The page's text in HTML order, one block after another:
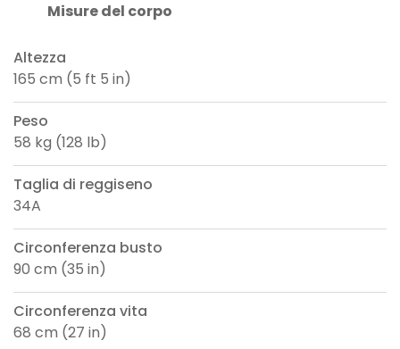
Misure del corpo
Altezza
165 cm (5 ft 5 in)
Peso
58 kg (128 lb)
Taglia di reggiseno
34A
Circonferenza busto
90 cm (35 in)
Circonferenza vita
68 cm (27 in)